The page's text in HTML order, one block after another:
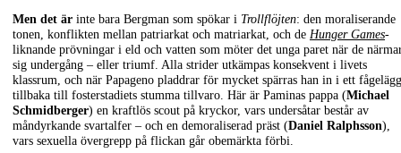
Men det är inte bara Bergman som spökar i Trollflöjten: den moraliserande
tonen, konflikten mellan patriarkat och matriarkat, och de Hunger Games-
liknande prövningar i eld och vatten som möter det unga paret när de
sig undergång – eller triumf. Alla strider utkämpas konsekvent i livets
klassrum, och när Papageno pladdrar för mycket spärras han in i ett
tillbaka till fosterstadiets stumma tillvaro. Här är Paminas pappa (Michael
Schmidberger) en kraftlös scout på kryckor, vars undersåtar består av
måndyrkande svartalfer – och en demoraliserad präst (Daniel Ralphsson),
vars sexuella övergrepp på flickan går obemärkta förbi.